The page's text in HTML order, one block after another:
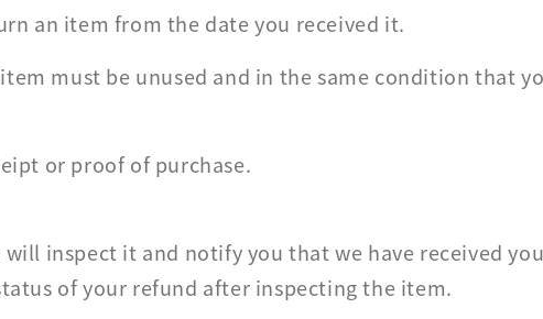
an item from the date you received it.
must be unused and in the same condition that
or proof of purchase.
will inspect it and notify you that we have received
of your refund after inspecting the item.